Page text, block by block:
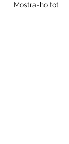
Mostra-ho tot